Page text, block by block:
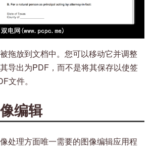
拖放到文档中。您可以移动它并调整
导出为PDF，而不是将其保存以使签
文件。
编辑
处理方面唯一需要的图像编辑应用程